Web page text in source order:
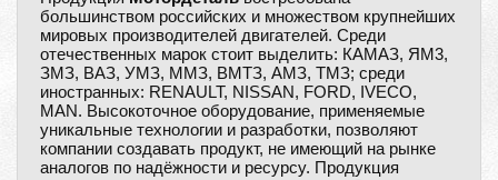
большинством российских и множеством крупнейших
мировых производителей двигателей. Среди
отечественных марок стоит выделить: КАМАЗ, ЯМ3,
ЗМЗ, ВАЗ, УМЗ, ММЗ, ВМТЗ, АМЗ, ТМЗ; среди
иностранных: RENAULT, NISSAN, FORD, IVECO,
MAN. Высокоточное оборудование, применяемые
уникальные технологии и разработки, позволяют
компании создавать продукт, не имеющий на рынке
аналогов по надёжности и ресурсу. Продукция